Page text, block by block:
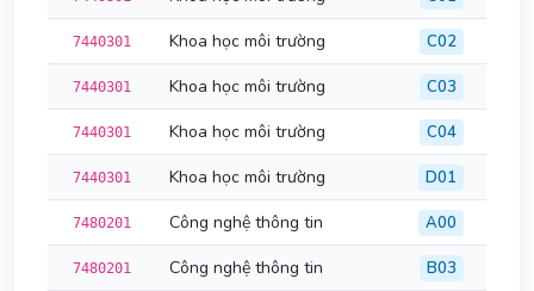
7440301 Khoa học môi trường C02
7440301 Khoa học môi trường C03
7440301 Khoa học môi trường C04
7440301 Khoa học môi trường D01
7480201 Công nghệ thông tin A00
7480201 Công nghệ thông tin B03